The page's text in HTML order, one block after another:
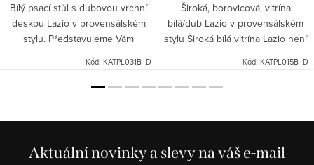
Bílý psací stůl s dubovou vrchní
deskou Lazio v provensálském
stylu. Představujeme Vám
borovice, který působí elegantně
a vkusně. Jeho...
Kód: KATPL031B_D
Široká, borovicová, vitrína
bílá/dub Lazio v provensálském
stylu Široká bílá vitrína Lazio není
je také praktická, což vám umožní
uložit...
Kód: KATPL015B_D
Aktuální novinky a slevy na váš e-mail